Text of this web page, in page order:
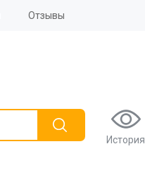
Отзывы
История